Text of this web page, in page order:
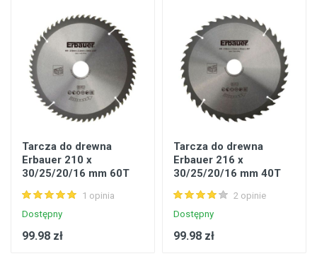
Tarcza do drewna
Erbauer 210 x
30/25/20/16 mm 60T
1 opinia
Dostępny
99.98 zł
Tarcza do drewna
Erbauer 216 x
30/25/20/16 mm 40T
2 opinie
Dostępny
99.98 zł